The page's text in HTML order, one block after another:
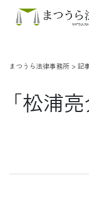
まつうら法律事務所 >記
「松浦